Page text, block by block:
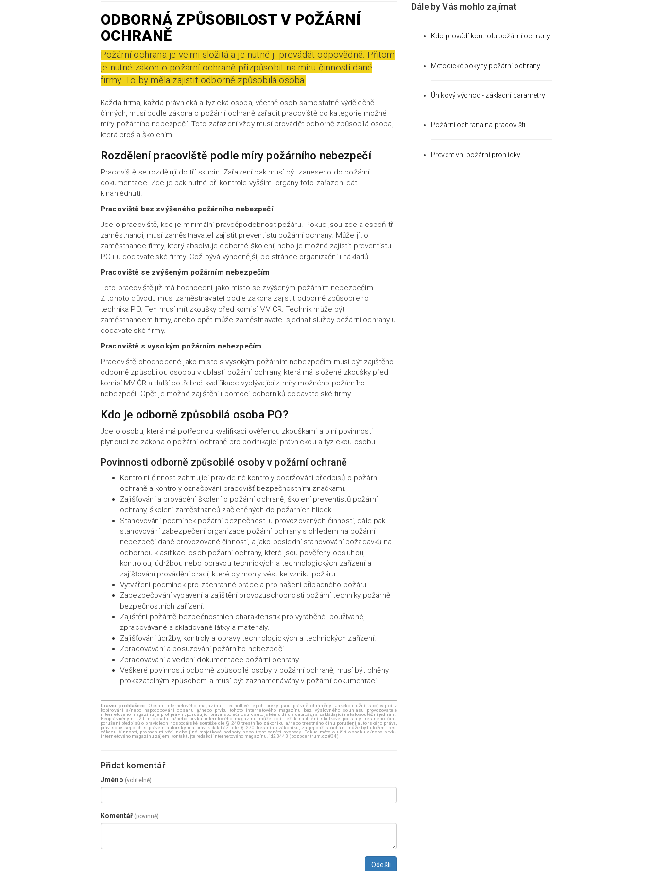
ODBORNÁ ZPŮSOBILOST V POŽÁRNÍ
OCHRANĚ
Požární ochrana je velmi složitá a je nutné ji provádět odpovědně. Přitom
je nutné zákon o požární ochraně přizpůsobit na míru činnosti dané
firmy. To by měla zajistit odborně způsobilá osoba.
Každá firma, každá právnická a fyzická osoba, včetně osob samostatně výdělečně
činných, musí podle zákona o požární ochraně zařadit pracoviště do kategorie možné
míry požárního nebezpečí. Toto zařazení vždy musí provádět odborně způsobilá osoba,
která prošla školením.
Rozdělení pracoviště podle míry požárního nebezpečí
Pracoviště se rozdělují do tří skupin. Zařazení pak musí být zaneseno do požární
dokumentace. Zde je pak nutné při kontrole vyššími orgány toto zařazení dát
k nahlédnutí.
Pracoviště bez zvýšeného požárního nebezpečí
Jde o pracoviště, kde je minimální pravděpodobnost požáru. Pokud jsou zde alespoň tři
zaměstnanci, musí zaměstnavatel zajistit preventistu požární ochrany. Může jít o
zaměstnance firmy, který absolvuje odborné školení, nebo je možné zajistit preventistu
PO i u dodavatelské firmy. Což bývá výhodnější, po stránce organizační i nákladů.
Pracoviště se zvýšeným požárním nebezpečím
Toto pracoviště již má hodnocení, jako místo se zvýšeným požárním nebezpečím.
Z tohoto důvodu musí zaměstnavatel podle zákona zajistit odborně způsobilého
technika PO. Ten musí mít zkoušky před komisí MV ČR. Technik může být
zaměstnancem firmy, anebo opět může zaměstnavatel sjednat služby požární ochrany u
dodavatelské firmy.
Pracoviště s vysokým požárním nebezpečím
Pracoviště ohodnocené jako místo s vysokým požárním nebezpečím musí být zajištěno
odborně způsobilou osobou v oblasti požární ochrany, která má složené zkoušky před
komisí MV ČR a další potřebné kvalifikace vyplývající z míry možného požárního
nebezpečí. Opět je možné zajištění i pomocí odborníků dodavatelské firmy.
Kdo je odborně způsobilá osoba PO?
Jde o osobu, která má potřebnou kvalifikaci ověřenou zkouškami a plní povinnosti
plynoucí ze zákona o požární ochraně pro podnikající právnickou a fyzickou osobu.
Povinnosti odborně způsobilé osoby v požární ochraně
Kontrolní činnost zahrnující pravidelné kontroly dodržování předpisů o požární
ochraně a kontroly označování pracovišť bezpečnostními značkami.
Zajišťování a provádění školení o požární ochraně, školení preventistů požární
ochrany, školení zaměstnanců začleněných do požárních hlídek
Stanovování podmínek požární bezpečnosti u provozovaných činností, dále pak
stanovování zabezpečení organizace požární ochrany s ohledem na požární
nebezpečí dané provozované činnosti, a jako poslední stanovování požadavků na
odbornou klasifikaci osob požární ochrany, které jsou pověřeny obsluhou,
kontrolou, údržbou nebo opravou technických a technologických zařízení a
zajišťování provádění prací, které by mohly vést ke vzniku požáru.
Vytváření podmínek pro záchranné práce a pro hašení případného požáru.
Zabezpečování vybavení a zajištění provozuschopnosti požární techniky požárně
bezpečnostních zařízení.
Zajištění požárně bezpečnostních charakteristik pro vyráběné, používané,
zpracovávané a skladované látky a materiály.
Zajišťování údržby, kontroly a opravy technologických a technických zařízení.
Zpracovávání a posuzování požárního nebezpečí.
Zpracovávání a vedení dokumentace požární ochrany.
Veškeré povinnosti odborně způsobilé osoby v požární ochraně, musí být plněny
prokazatelným způsobem a musí být zaznamenávány v požární dokumentaci.
Právní prohlášení: Obsah internetového magazínu i jednotlivé jejich prvky jsou právně chráněny. Jakékoli užití spočívající v
kopírování a/nebo napodobování obsahu a/nebo prvku tohoto internetového magazínu bez výslovného souhlasu provozovatele
internetového magazínu je protiprávní, porušující práva společnosti k autorskému dílu a databázi a zakládající nekalosoutěžní jednání.
Neoprávněným užitím obsahu a/nebo prvku interntového magazínu může dojít též k naplnění skutkové podstaty trestného činu
porušení předpisů o pravidlech hospodářské soutěže dle § 248 trestního zákoníku a/nebo trestného činu porušení autorského práva,
práv souvisejících s právem autorským a práv k databázi dle § 270 trestního zákoníku, za jejichž spáchání může být uložen trest
zákazu činnosti, propadnutí věci nebo jiné majetkové hodnoty nebo trest odnětí svobody. Pokud máte o užití obsahu a/nebo prvku
internetového magazínu zájem, kontaktujte redakci internetového magazínu. id23443 (bozpcentrum.cz#34)
Přidat komentář
Jméno (volitelně)
Komentář (povinně)
Odešli
Dále by Vás mohlo zajímat
Kdo provádí kontrolu požární ochrany
Metodické pokyny požární ochrany
Únikový východ - základní parametry
Požární ochrana na pracovišti
Preventivní požární prohlídky